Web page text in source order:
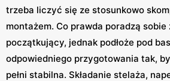
trzeba liczyć się ze stosunkowo
montażem. Co prawda poradzą sobie
początkujący, jednak podłoże pod
odpowiedniego przygotowania tak,
pełni stabilna. Składanie stelaża,